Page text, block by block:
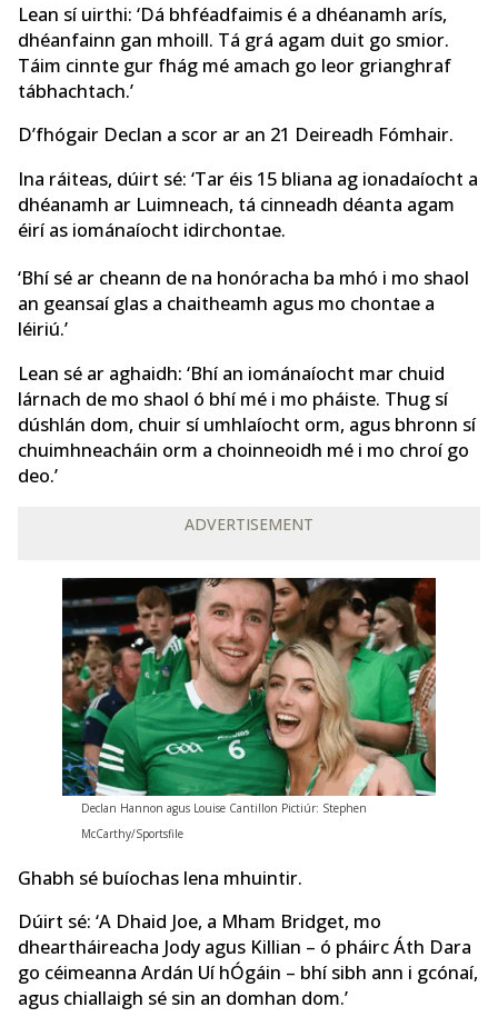
Lean sí uirthi: ‘Dá bhféadfaimis é a dhéanamh arís,
dhéanfainn gan mhoill. Tá grá agam duit go smior.
Táim cinnte gur fhág mé amach go leor grianghraf
tábhachtach.’
D’fhógair Declan a scor ar an 21 Deireadh Fómhair.
Ina ráiteas, dúirt sé: ‘Tar éis 15 bliana ag ionadaíocht a
dhéanamh ar Luimneach, tá cinneadh déanta agam
éirí as iománaíocht idirchontae.
‘Bhí sé ar cheann de na honóracha ba mhó i mo shaol
an geansaí glas a chaitheamh agus mo chontae a
léiriú.’
Lean sé ar aghaidh: ‘Bhí an iománaíocht mar chuid
lárnach de mo shaol ó bhí mé i mo pháiste. Thug sí
dúshlán dom, chuir sí umhlaíocht orm, agus bhronn sí
chuimhneacháin orm a choinneoidh mé i mo chroí go
deo.’
ADVERTISEMENT
Declan Hannon agus Louise Cantillon Pictiúr: Stephen
McCarthy/Sportsfile
Ghabh sé buíochas lena mhuintir.
Dúirt sé: ‘A Dhaid Joe, a Mham Bridget, mo
dheartháireacha Jody agus Killian – ó pháirc Áth Dara
go céimeanna Ardán Uí hÓgáin – bhí sibh ann i gcónaí,
agus chiallaigh sé sin an domhan dom.’